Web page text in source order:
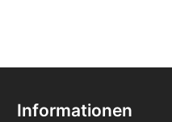
Informationen